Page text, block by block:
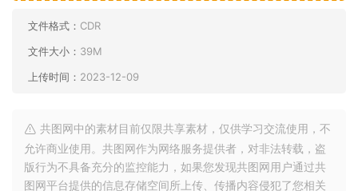
文件格式： CDR
文件大小： 39M
上传时间： 2023-12-09
共图网中的素材目前仅限共享素材，仅供学习交流使用，不
允许商业使用。共图网作为网络服务提供者，对非法转载，盗
版行为不具备充分的监控能力，如果您发现共图网用户通过共
图网平台提供的信息存储空间所上传、传播内容侵犯了您相关